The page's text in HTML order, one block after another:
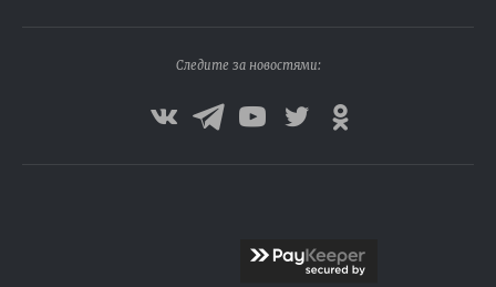
Следите за новостями: